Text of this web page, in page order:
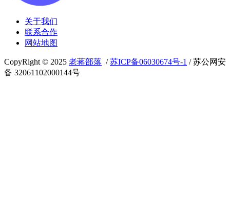
关于我们
联系合作
网站地图
CopyRight © 2025 老蒋部落 /苏ICP备06030674号-1 / 苏公网安
备 32061102000144号